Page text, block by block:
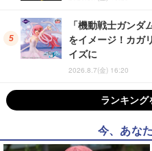
「機動戦士ガンダ
をイメージ！カガ
イズに
2026.8.7(金) 16:20
ランキング
今、あな